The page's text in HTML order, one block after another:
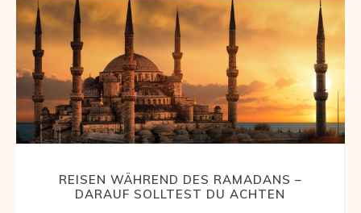
REISEN WÄHREND DES RAMADANS –
DARAUF SOLLTEST DU ACHTEN